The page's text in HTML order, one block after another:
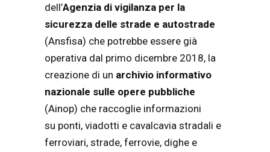
dell’Agenzia di vigilanza per la
sicurezza delle strade e autostrade
(Ansfisa) che potrebbe essere già
operativa dal primo dicembre 2018, la
creazione di un archivio informativo
nazionale sulle opere pubbliche
(Ainop) che raccoglie informazioni
su ponti, viadotti e cavalcavia stradali e
ferroviari, strade, ferrovie, dighe e